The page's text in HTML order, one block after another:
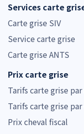
Services carte
Carte grise SIV
Service carte grise
Carte grise ANTS
Prix carte grise
Tarifs carte grise
Tarifs carte grise
Prix cheval fiscal